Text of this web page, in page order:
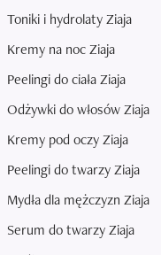
Toniki i hydrolaty Ziaja
Kremy na noc Ziaja
Peelingi do ciała Ziaja
Odżywki do włosów Ziaja
Kremy pod oczy Ziaja
Peelingi do twarzy Ziaja
Mydła dla mężczyzn Ziaja
Serum do twarzy Ziaja